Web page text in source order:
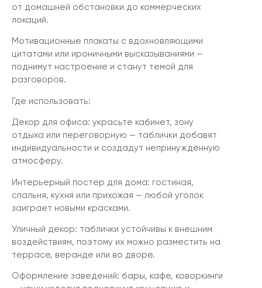
от домашней обстановки до коммерческих
локаций.
Мотивационные плакаты с вдохновляющими
цитатами или ироничными высказываниями —
поднимут настроение и станут темой для
разговоров.
Где использовать:
Декор для офиса: украсьте кабинет, зону
отдыха или переговорную — таблички добавят
индивидуальности и создадут непринуждённую
атмосферу.
Интерьерный постер для дома: гостиная,
спальня, кухня или прихожая — любой уголок
заиграет новыми красками.
Уличный декор: таблички устойчивы к внешним
воздействиям, поэтому их можно разместить на
террасе, веранде или во дворе.
Оформление заведений: бары, кафе, коворкинги